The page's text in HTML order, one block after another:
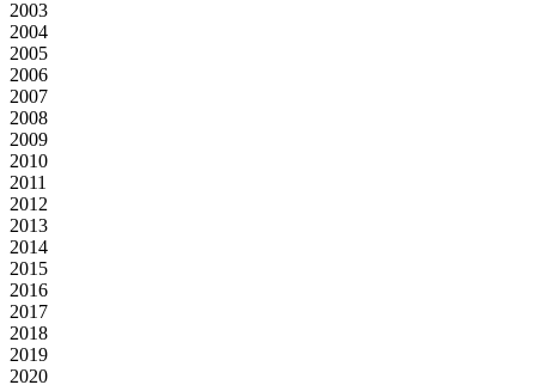
2003
2004
2005
2006
2007
2008
2009
2010
2011
2012
2013
2014
2015
2016
2017
2018
2019
2020